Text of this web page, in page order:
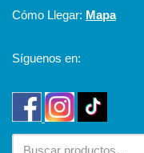
Cómo Llegar: Mapa
Síguenos en: